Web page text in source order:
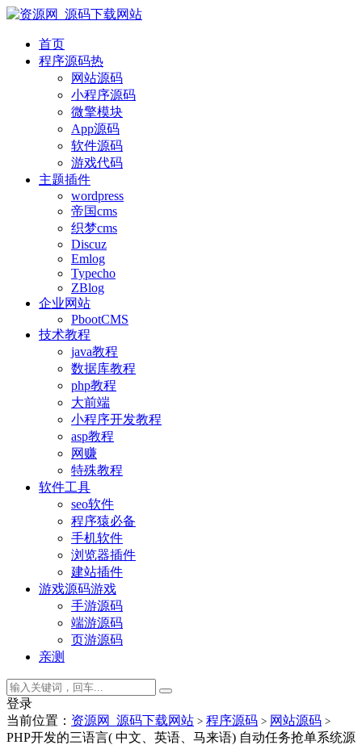
首页
程序源码热
网站源码
小程序源码
微擎模块
App源码
软件源码
游戏代码
主题插件
wordpress
帝国cms
织梦cms
Discuz
Emlog
Typecho
ZBlog
企业网站
PbootCMS
技术教程
java教程
数据库教程
php教程
大前端
小程序开发教程
asp教程
网赚
特殊教程
软件工具
seo软件
程序猿必备
手机软件
浏览器插件
建站插件
游戏源码游戏
手游源码
端游源码
页游源码
亲测
登录
当前位置： 资源网_源码下载网站 > 程序源码 > 网站源码 >
PHP开发的三语言( 中文、英语、马来语) 自动任务抢单系统源